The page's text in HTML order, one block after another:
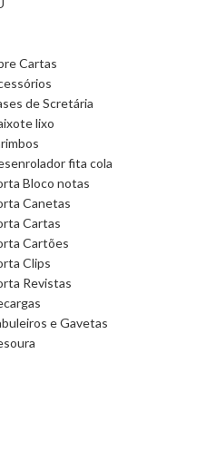
Cartas
de Scretária
lixo
fita cola
Bloco notas
Canetas
Cartas
Cartões
Clips
Revistas
e Gavetas